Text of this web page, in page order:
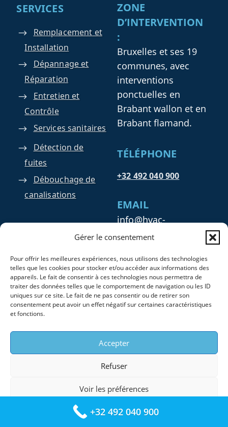
Gérer le consentement
Pour offrir les meilleures expériences, nous utilisons des technologies
telles que les cookies pour stocker et/ou accéder aux informations des
appareils. Le fait de consentir à ces technologies nous permettra de
traiter des données telles que le comportement de navigation ou les ID
uniques sur ce site. Le fait de ne pas consentir ou de retirer son
consentement peut avoir un effet négatif sur certaines caractéristiques
et fonctions.
Accepter
Refuser
Voir les préférences
Mentions legales
SERVICES
Remplacement et
Installation
Dépannage et
Réparation
Entretien et
Contrôle
Services sanitaires
Détection de
fuites
Débouchage de
canalisations
ZONE
D’INTERVENTION
:
Bruxelles et ses 19
communes, avec
interventions
ponctuelles en
Brabant wallon et en
Brabant flamand.
TÉLÉPHONE
+32 492 040 900
EMAIL
info@hvac-
verstraeten.be
INFOS SOCIÉTÉ
HVAC Verstraeten
Numéro : 1011.327.938
+32 492 040 900